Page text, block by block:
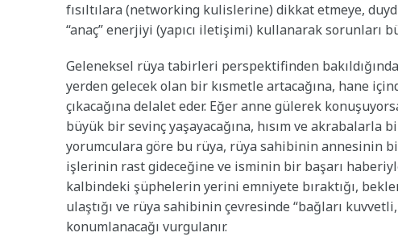
fısıltılara (networking kulislerine) dikkat etmeye,
“anaç” enerjiyi (yapıcı iletişimi) kullanarak sorunları
Geleneksel rüya tabirleri perspektifinden
yerden gelecek olan bir kısmetle artacağına, hane
çıkacağına delalet eder. Eğer anne gülerek
büyük bir sevinç yaşayacağına, hısım ve akrabalarla
yorumculara göre bu rüya, rüya sahibinin annesinin
işlerinin rast gideceğine ve isminin bir başarı
kalbindeki şüphelerin yerini emniyete bıraktığı,
ulaştığı ve rüya sahibinin çevresinde “bağları
konumlanacağı vurgulanır.